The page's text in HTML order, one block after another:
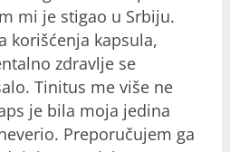
mi je stigao u Srbiju.
korišćenja kapsula,
zdravlje se
Tinitus me više ne
je bila moja jedina
Preporučujem ga